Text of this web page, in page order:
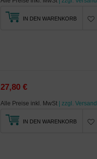
IN DEN WARENKORB
27,80 €
Alle Preise inkl. MwSt | zzgl. Versand
IN DEN WARENKORB